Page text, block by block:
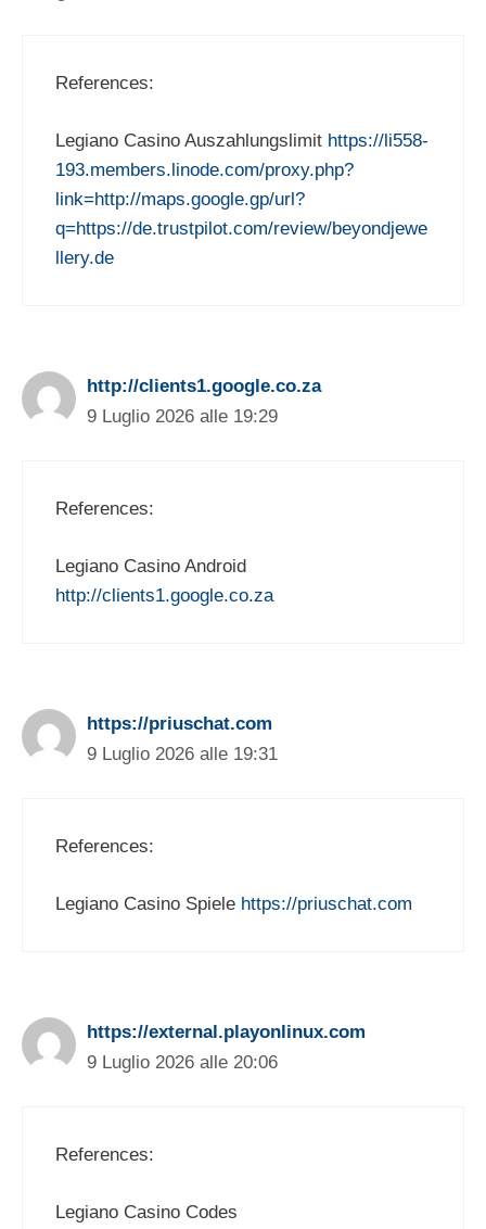
References:
Legiano Casino Auszahlungslimit https://li558-
193.members.linode.com/proxy.php?
link=http://maps.google.gp/url?
q=https://de.trustpilot.com/review/beyondjewe
llery.de
http://clients1.google.co.za
9 Luglio 2026 alle 19:29
References:
Legiano Casino Android
http://clients1.google.co.za
https://priuschat.com
9 Luglio 2026 alle 19:31
References:
Legiano Casino Spiele https://priuschat.com
https://external.playonlinux.com
9 Luglio 2026 alle 20:06
References:
Legiano Casino Codes